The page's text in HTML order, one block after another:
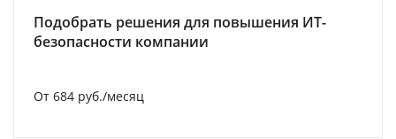
Подобрать решения для повышения ИТ-
безопасности компании
От 684 руб./месяц